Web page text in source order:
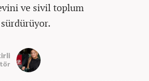
ve sivil toplum
sürdürüyor.